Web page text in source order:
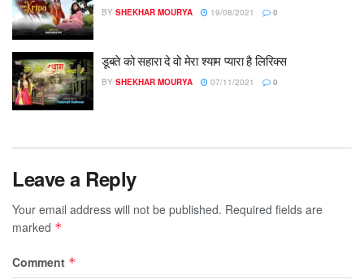
BY SHEKHAR MOURYA 19/08/2021 0
डूबते को सहारा दे वो मेरा श्याम प्यारा है लिरिक्स
BY SHEKHAR MOURYA 07/11/2021 0
Leave a Reply
Your email address will not be published. Required fields are
marked *
Comment *